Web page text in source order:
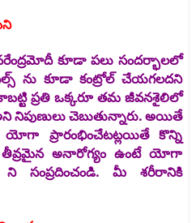
కూడా పలు సందర్భాలలో
ను కూడా కంట్రోల్ చేయగలదని
ప్రతి ఒక్కరూ తమ జీవనశైలిలో
నిపుణులు చెబుతున్నారు. అయితే
ప్రారంభించేటట్లయితే కొన్ని
తీవ్రమైన అనారోగ్యం ఉంటే యోగా
ని సంప్రదించండి. మీ శరీరానికి